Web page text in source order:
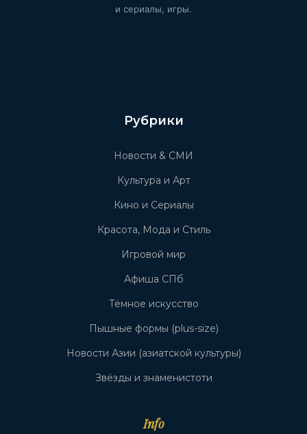
и сериалы, игры.
Рубрики
Новости & СМИ
Культура и Арт
Кино и Сериалы
Красота, Мода и Стиль
Игровой мир
Афиша СПб
Тёмное искусство
Пышные формы (plus-size)
Новости Азии (азиатской культуры)
Звёзды и знаменистоти
Info